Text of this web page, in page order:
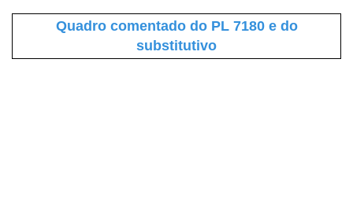
Quadro comentado do PL 7180 e do
substitutivo